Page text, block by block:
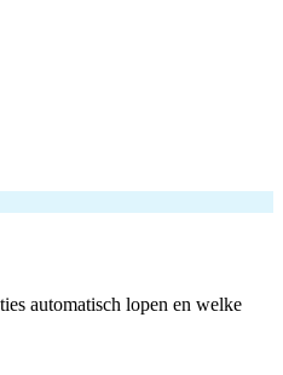
automatisch lopen en welke